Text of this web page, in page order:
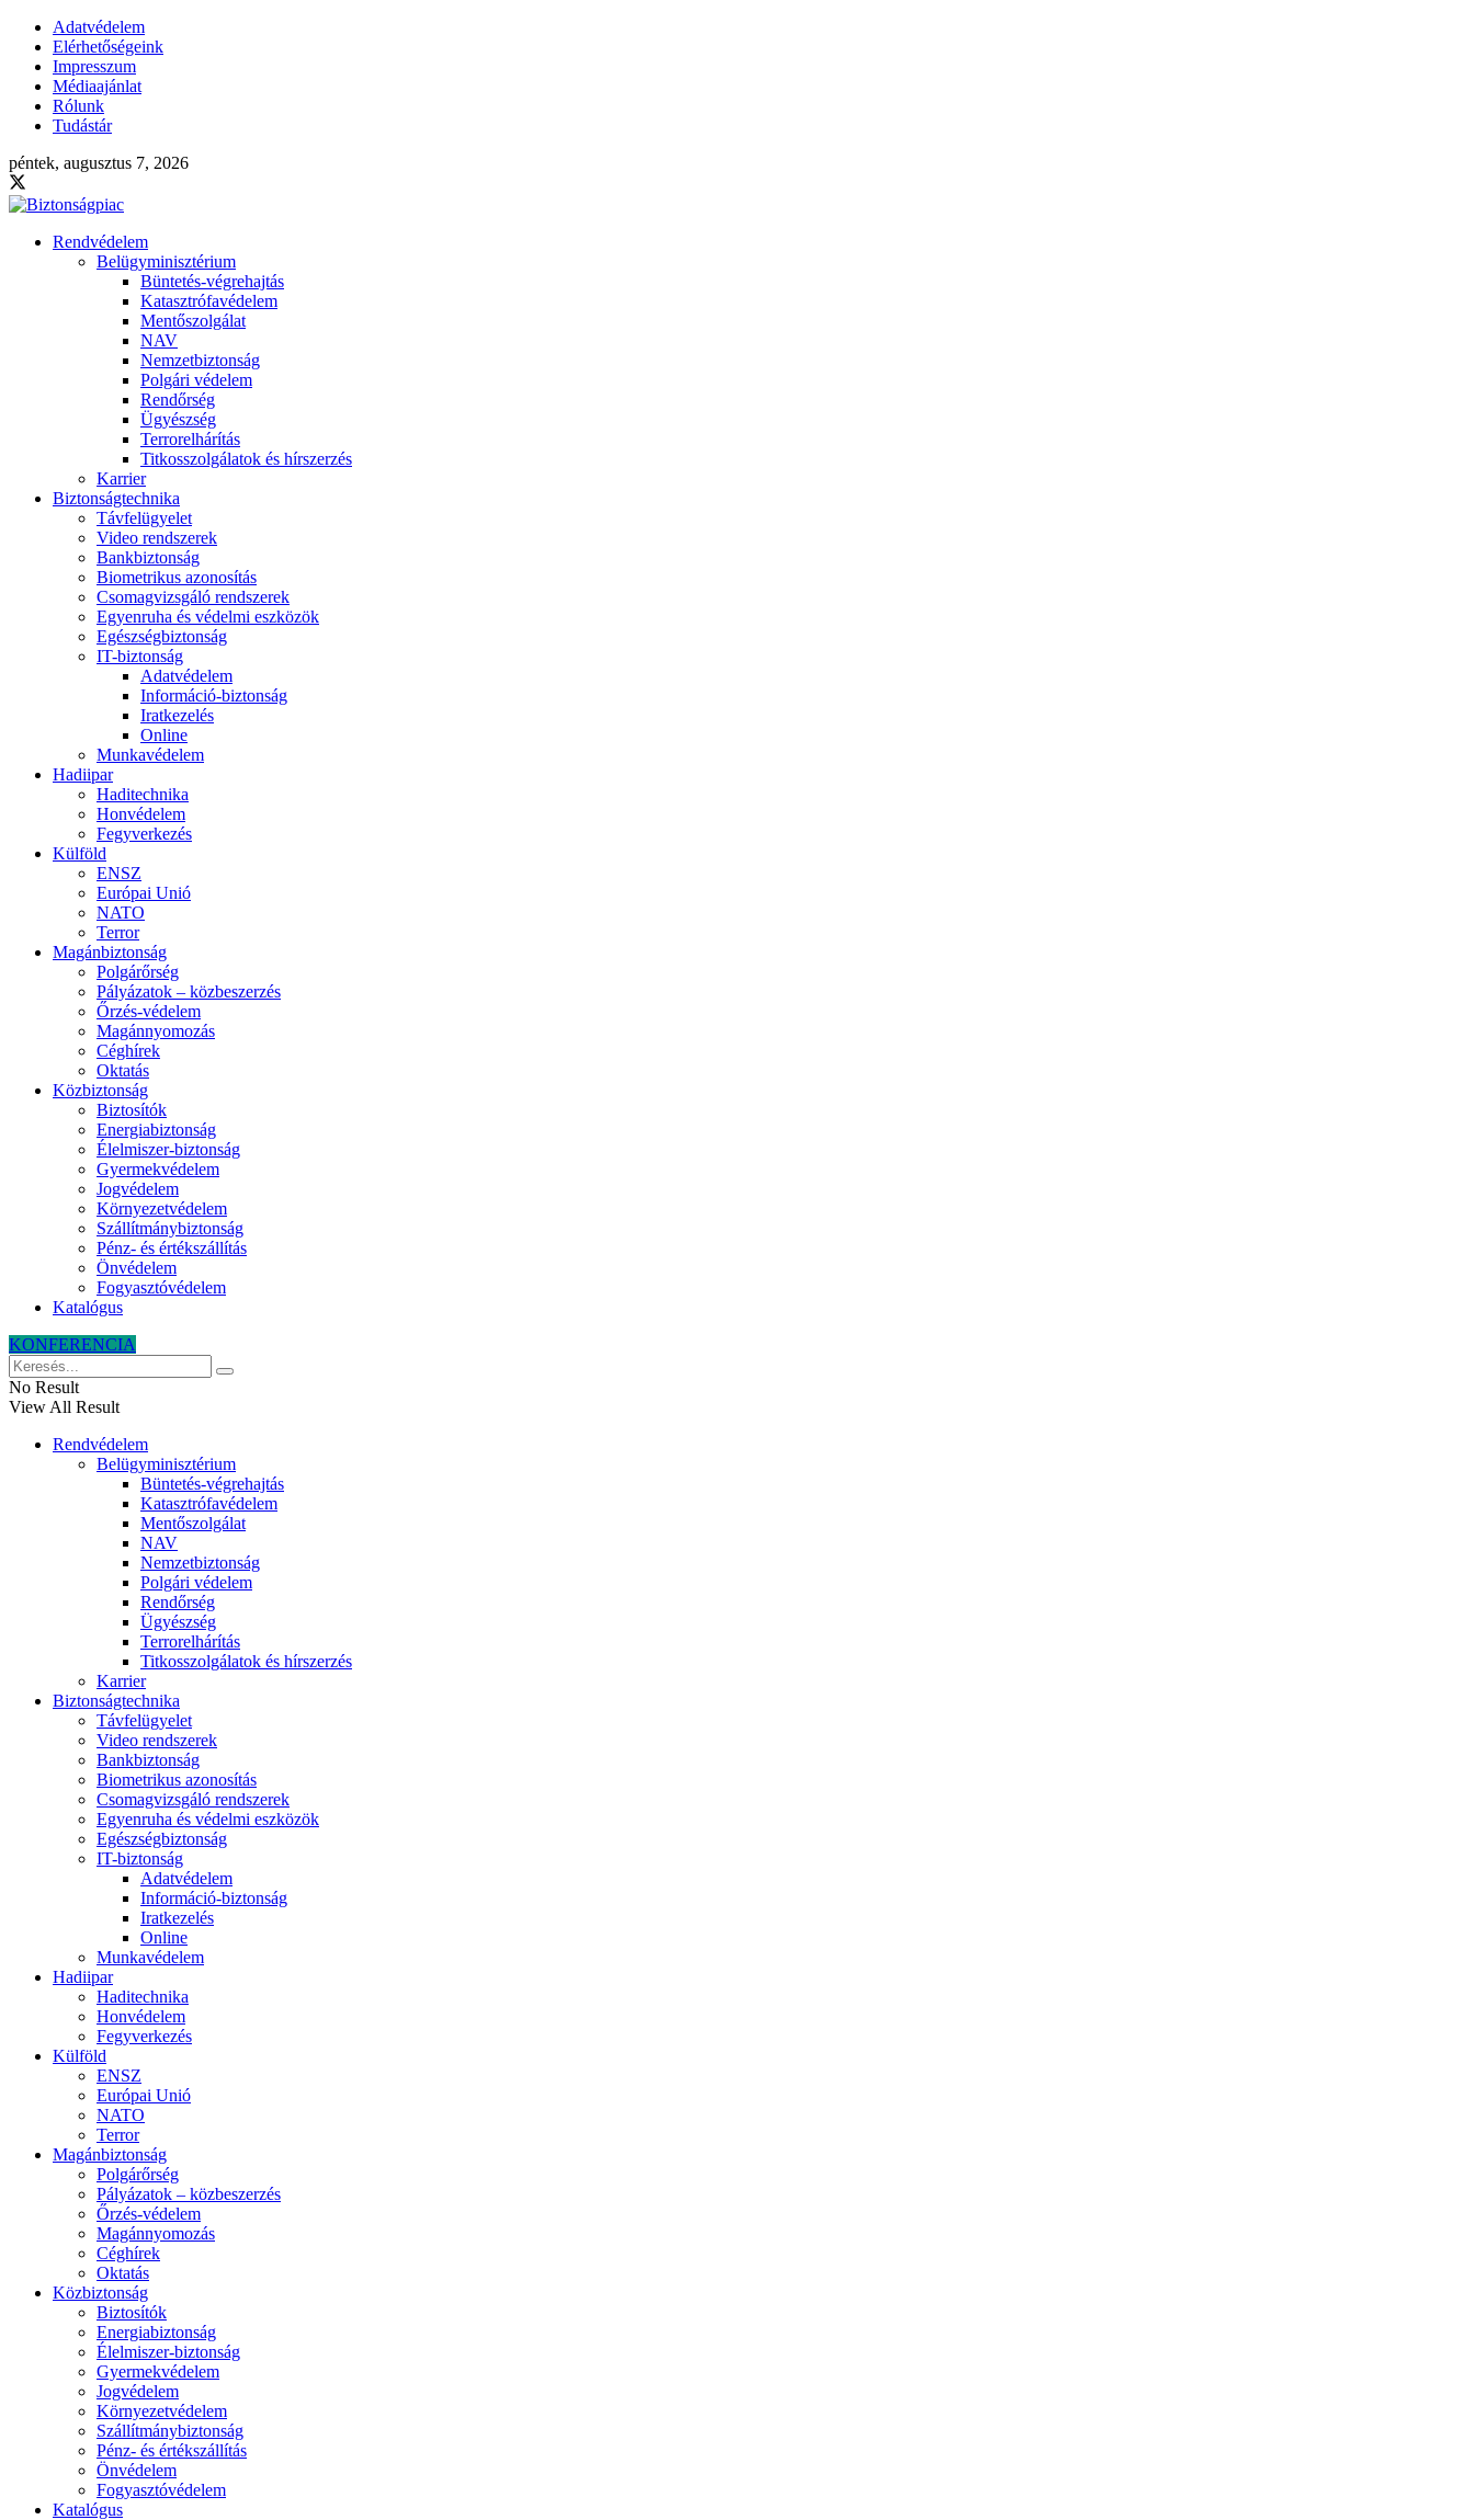
Adatvédelem
Elérhetőségeink
Impresszum
Médiaajánlat
Rólunk
Tudástár
péntek, augusztus 7, 2026
Rendvédelem
Belügyminisztérium
Büntetés-végrehajtás
Katasztrófavédelem
Mentőszolgálat
NAV
Nemzetbiztonság
Polgári védelem
Rendőrség
Ügyészség
Terrorelhárítás
Titkosszolgálatok és hírszerzés
Karrier
Biztonságtechnika
Távfelügyelet
Video rendszerek
Bankbiztonság
Biometrikus azonosítás
Csomagvizsgáló rendszerek
Egyenruha és védelmi eszközök
Egészségbiztonság
IT-biztonság
Adatvédelem
Információ-biztonság
Iratkezelés
Online
Munkavédelem
Hadiipar
Haditechnika
Honvédelem
Fegyverkezés
Külföld
ENSZ
Európai Unió
NATO
Terror
Magánbiztonság
Polgárőrség
Pályázatok – közbeszerzés
Őrzés-védelem
Magánnyomozás
Céghírek
Oktatás
Közbiztonság
Biztosítók
Energiabiztonság
Élelmiszer-biztonság
Gyermekvédelem
Jogvédelem
Környezetvédelem
Szállítmánybiztonság
Pénz- és értékszállítás
Önvédelem
Fogyasztóvédelem
Katalógus
KONFERENCIA
No Result
View All Result
Rendvédelem
Belügyminisztérium
Büntetés-végrehajtás
Katasztrófavédelem
Mentőszolgálat
NAV
Nemzetbiztonság
Polgári védelem
Rendőrség
Ügyészség
Terrorelhárítás
Titkosszolgálatok és hírszerzés
Karrier
Biztonságtechnika
Távfelügyelet
Video rendszerek
Bankbiztonság
Biometrikus azonosítás
Csomagvizsgáló rendszerek
Egyenruha és védelmi eszközök
Egészségbiztonság
IT-biztonság
Adatvédelem
Információ-biztonság
Iratkezelés
Online
Munkavédelem
Hadiipar
Haditechnika
Honvédelem
Fegyverkezés
Külföld
ENSZ
Európai Unió
NATO
Terror
Magánbiztonság
Polgárőrség
Pályázatok – közbeszerzés
Őrzés-védelem
Magánnyomozás
Céghírek
Oktatás
Közbiztonság
Biztosítók
Energiabiztonság
Élelmiszer-biztonság
Gyermekvédelem
Jogvédelem
Környezetvédelem
Szállítmánybiztonság
Pénz- és értékszállítás
Önvédelem
Fogyasztóvédelem
Katalógus